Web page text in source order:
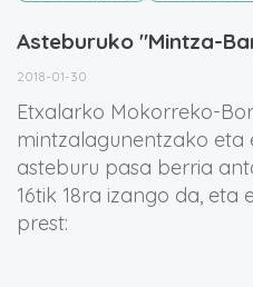
Asteburuko "Mintza-
2018-01-30
Etxalarko Mokorreko-
mintzalagunentzako eta
asteburu pasa berria
16tik 18ra izango da, eta
prest: